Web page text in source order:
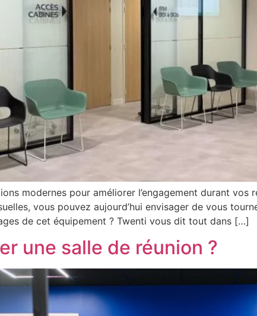
modernes pour améliorer l’engagement durant
vous pouvez aujourd’hui envisager de vous
de cet équipement ? Twenti vous dit tout dans […]
une salle de réunion ?